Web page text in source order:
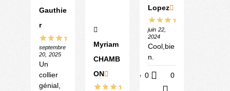
Gauthie
r
septembre
20, 2025
Un
collier
génial,
Myriam
CHAMB
ON
Lopez
juin 22,
2024
Cool,bie
n.
Utile 0 0